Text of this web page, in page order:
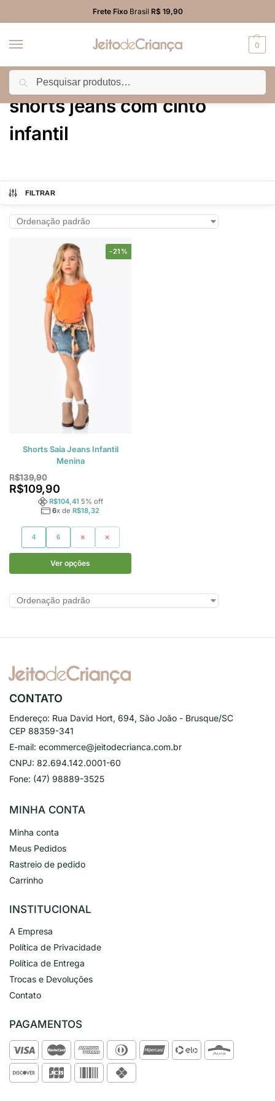
Frete FixoBrasil R$ 19,90
0
Início Produtos marcados com a tag “shorts jeans com cinto infantil”
shorts jeans com cinto
infantil
FILTRAR
-21%
Shorts Saia Jeans Infantil
Menina
R$139,90
R$109,90
R$104,41 5% off
6x de R$18,32
4 6 8 10
Ver opções
CONTATO
Endereço: Rua David Hort, 694, São João - Brusque/SC
CEP 88359-341
E-mail: ecommerce@jeitodecrianca.com.br
CNPJ: 82.694.142.0001-60
Fone: (47) 98889-3525
MINHA CONTA
Minha conta
Meus Pedidos
Rastreio de pedido
Carrinho
INSTITUCIONAL
A Empresa
Política de Privacidade
Política de Entrega
Trocas e Devoluções
Contato
PAGAMENTOS